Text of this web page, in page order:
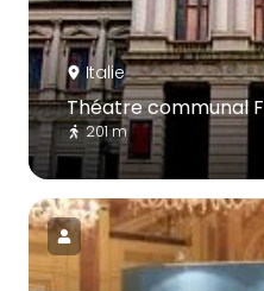
Italie
Théatre communal
201 m